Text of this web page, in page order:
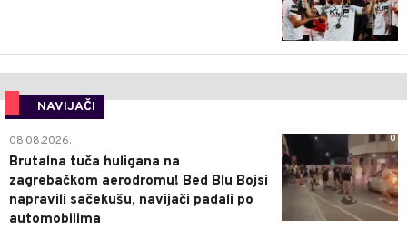
NAVIJAČI
0
08.08.2026.
Brutalna tuča huligana na
zagrebačkom aerodromu! Bed Blu Bojsi
napravili sačekušu, navijači padali po
automobilima